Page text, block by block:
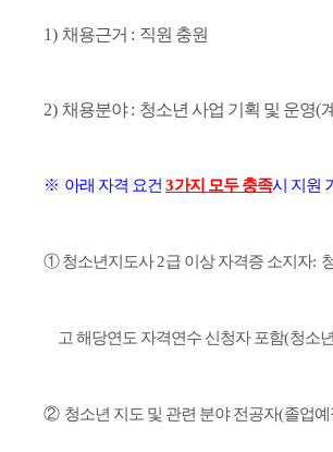
1) 채용근거 : 직원 충원
2) 채용분야: 청소년 사업 기획 및 운영(
※ 아래 자격 요건 3가지 모두 충족시 지원
①청소년지도사2급 이상 자격증 소지자:
고 해당연도 자격연수 신청자 포함(청소
② 청소년 지도 및 관련 분야 전공자(졸업